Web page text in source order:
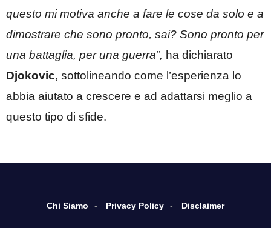
questo mi motiva anche a fare le cose da solo e a
dimostrare che sono pronto, sai? Sono pronto per
una battaglia, per una guerra”, ha dichiarato
Djokovic, sottolineando come l’esperienza lo
abbia aiutato a crescere e ad adattarsi meglio a
questo tipo di sfide.
Chi Siamo Privacy Policy Disclaimer